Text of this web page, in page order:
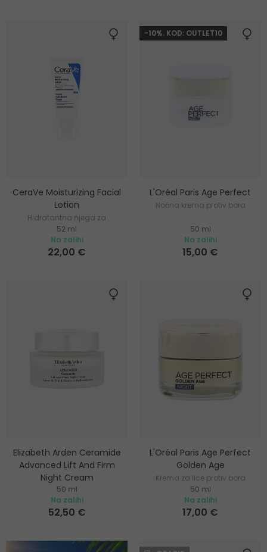
CeraVe Moisturizing Facial
Lotion
Hidratantna njega za
normalnu i suhu kožu
52 ml
Na zalihi
22,00 €
-10%. KOD: OUTLET10
L'Oréal Paris Age Perfect
Noćna krema protiv bora
50 ml
Na zalihi
15,00 €
Elizabeth Arden Ceramide
Advanced Lift And Firm
Night Cream
Noćna krema za podizanje i
učvršćivanje kože
50 ml
Na zalihi
52,50 €
L'Oréal Paris Age Perfect
Golden Age
Krema za lice protiv bora
50 ml
Na zalihi
17,00 €